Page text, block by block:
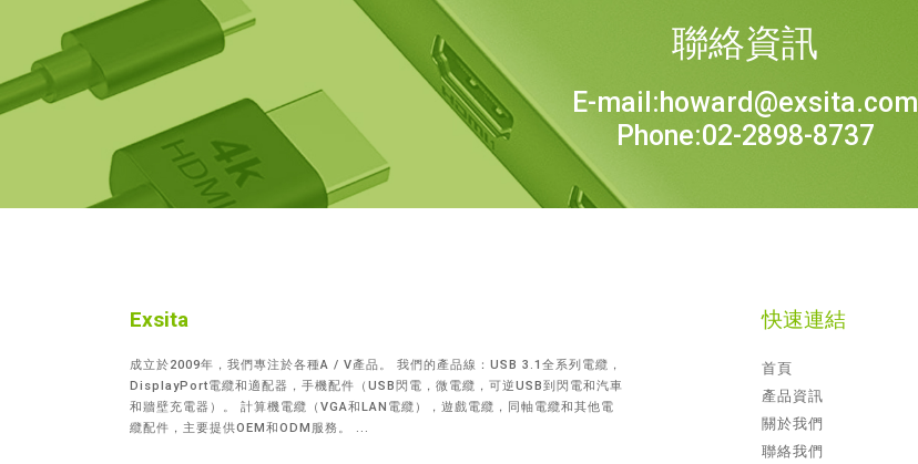
聯絡資訊
E-mail:howard@exsita.com
Phone:02-2898-8737
Exsita
成立於2009年，我們專注於各種A / V產品。 我們的產品線：USB 3.1全系列電纜，
DisplayPort電纜和適配器，手機配件（USB閃電，微電纜，可逆USB到閃電和汽車
和牆壁充電器）。 計算機電纜（VGA和LAN電纜），遊戲電纜，同軸電纜和其他電
纜配件，主要提供OEM和ODM服務。 ...
快速連結
首頁
產品資訊
關於我們
聯絡我們